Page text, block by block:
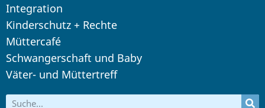
Integration
Kinderschutz + Rechte
Müttercafé
Schwangerschaft und Baby
Väter- und Müttertreff